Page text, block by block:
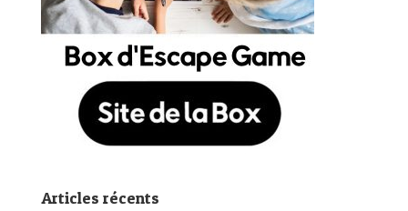
Articles récents